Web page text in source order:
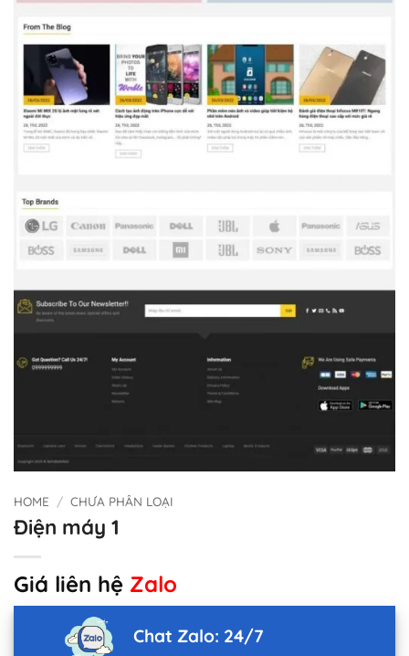
HOME / CHƯA PHÂN LOẠI
Điện máy 1
Giá liên hệ Zalo
Chat Zalo: 24/7